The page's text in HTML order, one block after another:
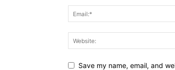
Save my name, email, and